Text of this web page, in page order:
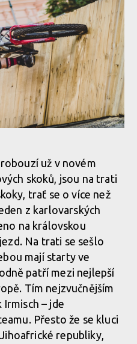
of City Downhill
of City Downhill
of City Downhill
of City Downhill
už v novém
skoků, jsou na trati
trať se o více než
z karlovarských
na královskou
Na trati se sešlo
mají starty ve
patří mezi nejlepší
Tím nejzvučnějším
– jde
Přesto že se kluci
republiky,